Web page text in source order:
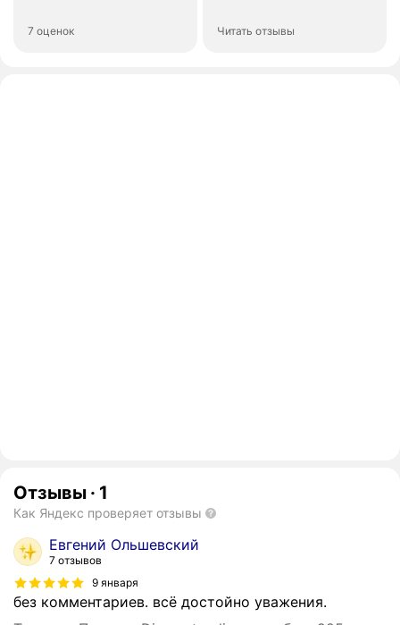
7 оценок Читать отзывы
Отзывы · 1
Как Яндекс проверяет отзывы
Евгений Ольшевский
7 отзывов
9 января
без комментариев. всё достойно уважения.